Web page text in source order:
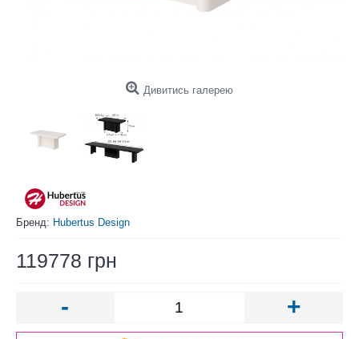
Дивитись галерею
Бренд: Hubertus Design
119778 грн
- +